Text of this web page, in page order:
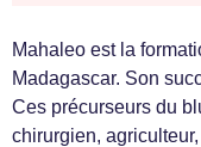
Mahaleo est la
Madagascar. Son
Ces précurseurs du
chirurgien,